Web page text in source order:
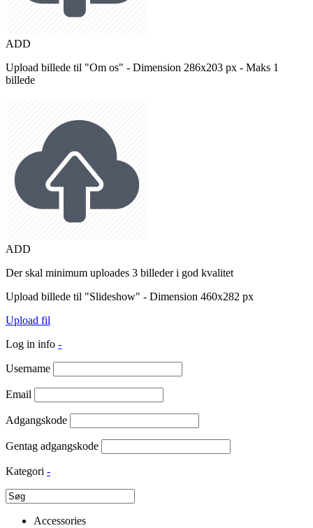
ADD
Upload billede til "Om os" - Dimension 286x203 px - Maks 1
billede
ADD
Der skal minimum uploades 3 billeder i god kvalitet
Upload billede til "Slideshow" - Dimension 460x282 px
Upload fil
Log in info -
Username
Email
Adgangskode
Gentag adgangskode
Kategori -
Accessories